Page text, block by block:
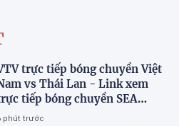
trực tiếp bóng chuyền Việt
vs Thái Lan - Link xem
tiếp bóng chuyền SEA
2026 hôm nay 9/8
phút trước